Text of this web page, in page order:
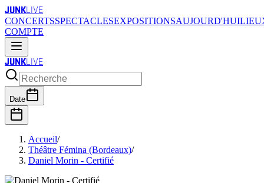
JUNKLIVE
CONCERTSSPECTACLESEXPOSITIONSAUJOURD'HUI
COMPTE
JUNKLIVE
Date
Accueil/
Théâtre Fémina (Bordeaux)/
Daniel Morin - Certifié